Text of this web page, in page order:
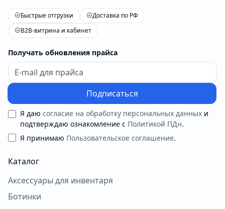
Быстрые отгрузки
Доставка по РФ
B2B-витрина и кабинет
Получать обновления прайса
Подписаться
Я даю согласие на обработку персональных данных и
подтверждаю ознакомление с Политикой ПДн.
Я принимаю Пользовательское соглашение.
Каталог
Аксессуары для инвентаря
Ботинки